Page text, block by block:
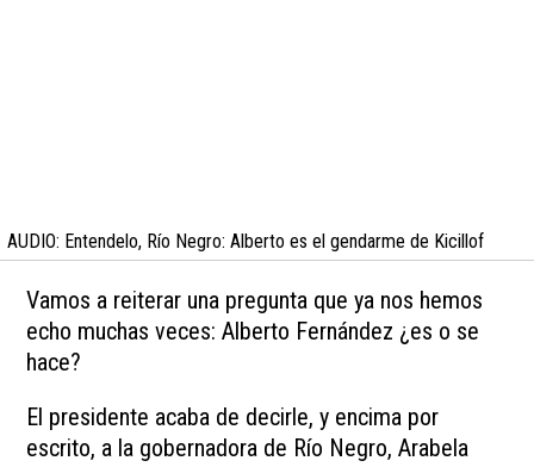
AUDIO: Entendelo, Río Negro: Alberto es el gendarme de Kicillof
Vamos a reiterar una pregunta que ya nos hemos
echo muchas veces: Alberto Fernández ¿es o se
hace?
El presidente acaba de decirle, y encima por
escrito, a la gobernadora de Río Negro, Arabela